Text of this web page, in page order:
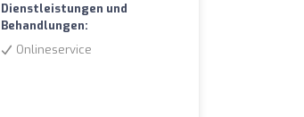
Dienstleistungen und
Behandlungen:
Onlineservice